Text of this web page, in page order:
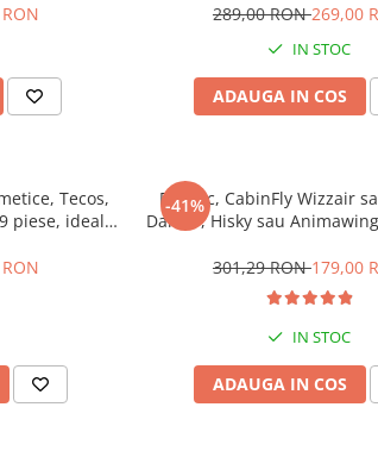
Animawings sau
289,00 RON269,00
IN STOC
ADAUGA IN COS
Tecos,
piese, ideale
-41%
Rucsac, CabinFly Wizzair
DanAir, Hisky sau
mana gratuit
301,29 RON179,00
IN STOC
ADAUGA IN COS